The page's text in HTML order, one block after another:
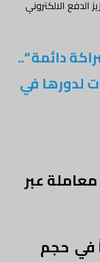
الالكتروني
دائمة “..
لدورها في
55 مليون معاملة عبر
17 % نمواً في حجم